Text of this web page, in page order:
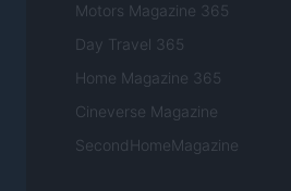
Motors Magazine 365
Day Travel 365
Home Magazine 365
Cineverse Magazine
SecondHomeMagazine